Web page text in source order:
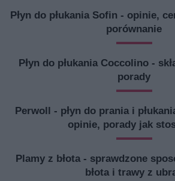
Płyn do płukania Sofin - opinie,
porównanie
Płyn do płukania Coccolino -
porady
Perwoll - płyn do prania i
opinie, porady jak
Plamy z błota - sprawdzone
błota i trawy z